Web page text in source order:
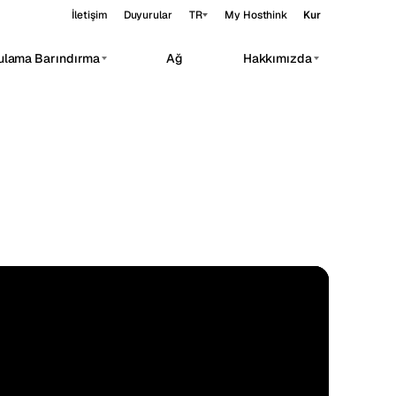
İletişim Duyurular TR My Hosthink Kur
Barındırma Ağ Hakkımızda